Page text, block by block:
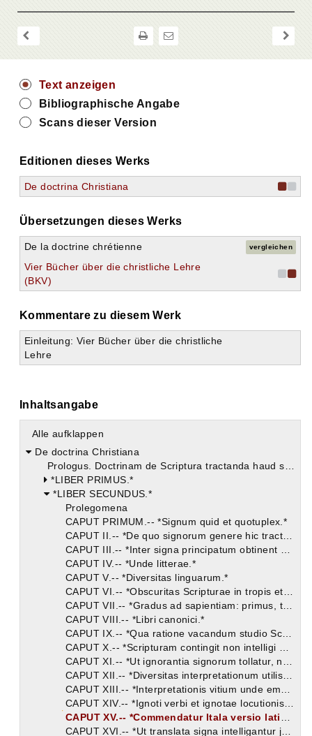
Text anzeigen
Bibliographische Angabe
Scans dieser Version
Editionen dieses Werks
De doctrina Christiana
Übersetzungen dieses Werks
De la doctrine chrétienne vergleichen
Vier Bücher über die christliche Lehre
(BKV)
Kommentare zu diesem Werk
Einleitung: Vier Bücher über die christliche
Lehre
Inhaltsangabe
Alle aufklappen
De doctrina Christiana
*LIBER PRIMUS.*
*LIBER SECUNDUS.*
Prolegomena
CAPUT PRIMUM.-- *Signum quid et quotuplex.*
CAPUT IV.-- *Unde litterae.*
CAPUT V.-- *Diversitas linguarum.*
CAPUT VIII.-- *Libri canonici.*